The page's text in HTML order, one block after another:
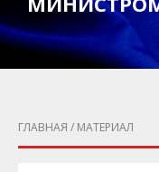
ГЛАВНАЯ / МАТЕРИАЛ